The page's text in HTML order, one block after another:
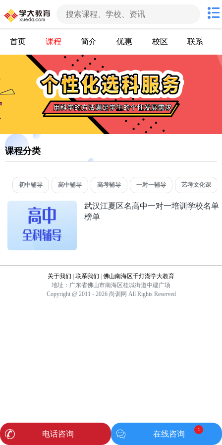
首页 课程 简介 优惠 校区 联系
课程分类
初中辅导 高中辅导 高考辅导 一对一辅导 艺考文化课
武汉江夏区名高中一对一培训学校名单
榜单
关于我们 联系我们
佛山南海区千灯湖学大教育
地址：广东省佛山市南海区桂城街道中建广场
Copyright @ 2011 - 2026 尚训网 All Rights Reserved
电话咨询 在线咨询
1